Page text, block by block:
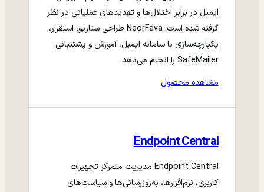
ایمیل در برابر اختلال‌ها و تهدیدهای عملیاتی در نظر
گرفته شده است. NeorFava طراحی سناریو، استقرار،
یکپارچه‌سازی با سامانه ایمیل، آموزش و پشتیبانی
SafeMailer را انجام می‌دهد.
مشاهده محصول
Endpoint Central
Endpoint Central مدیریت متمرکز تجهیزات
کاربری، نرم‌افزارها، به‌روزرسانی‌ها و سیاست‌های